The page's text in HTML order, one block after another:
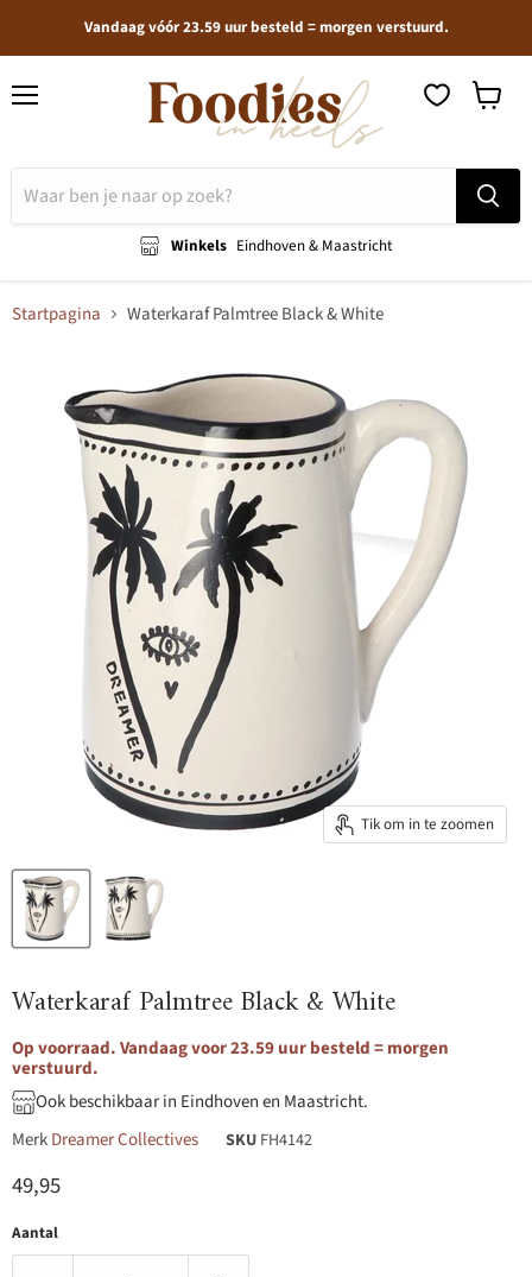
Vandaag vóór 23.59 uur besteld = morgen verstuurd.
Winkels Eindhoven & Maastricht
Startpagina Waterkaraf Palmtree Black & White
Tik om in te zoomen
Waterkaraf Palmtree Black & White
Op voorraad. Vandaag voor 23.59 uur besteld = morgen
verstuurd.
Ook beschikbaar in Eindhoven en Maastricht.
MerkDreamer Collectives SKU FH4142
Huidige prijs
49,95
Aantal